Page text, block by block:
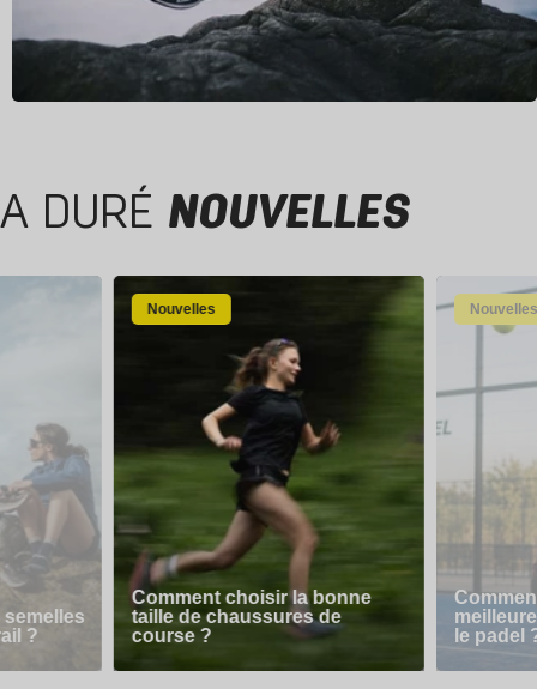
A DURÉ NOUVELLES
?
Nouvelles
Comment choisir la bonne
taille de chaussures de
course ?
Nouvelles
le padel